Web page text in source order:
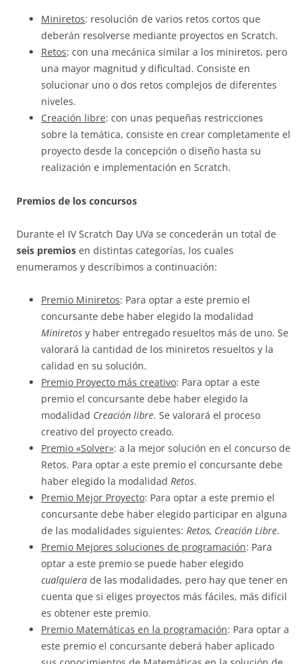
Miniretos: resolución de varios retos cortos que
deberán resolverse mediante proyectos en Scratch.
Retos: con una mecánica similar a los miniretos, pero
una mayor magnitud y dificultad. Consiste en
solucionar uno o dos retos complejos de diferentes
niveles.
Creación libre: con unas pequeñas restricciones
sobre la temática, consiste en crear completamente el
proyecto desde la concepción o diseño hasta su
realización e implementación en Scratch.
Premios de los concursos
Durante el IV Scratch Day UVa se concederán un total de
seis premios en distintas categorías, los cuales
enumeramos y describimos a continuación:
Premio Miniretos: Para optar a este premio el
concursante debe haber elegido la modalidad
Miniretos y haber entregado resueltos más de uno. Se
valorará la cantidad de los miniretos resueltos y la
calidad en su solución.
Premio Proyecto más creativo: Para optar a este
premio el concursante debe haber elegido la
modalidad Creación libre. Se valorará el proceso
creativo del proyecto creado.
Premio «Solver»: a la mejor solución en el concurso de
Retos. Para optar a este premio el concursante debe
haber elegido la modalidad Retos.
Premio Mejor Proyecto: Para optar a este premio el
concursante debe haber elegido participar en alguna
de las modalidades siguientes: Retos, Creación Libre.
Premio Mejores soluciones de programación: Para
optar a este premio se puede haber elegido
cualquiera de las modalidades, pero hay que tener en
cuenta que si eliges proyectos más fáciles, más difícil
es obtener este premio.
Premio Matemáticas en la programación: Para optar a
este premio el concursante deberá haber aplicado